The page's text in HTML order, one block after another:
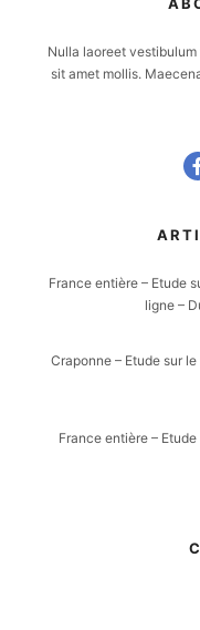
Nulla laoreet
sit amet mollis.
France entière – Etude
ligne –
Craponne – Etude sur
France entière –